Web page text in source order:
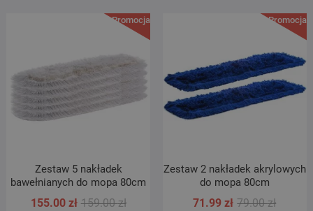
Promocja!
Zestaw 5 nakładek
bawełnianych do mopa 80cm
159.00złPierwotna
155.00 zł
Aktualna
Promocja!
Zestaw 2 nakładek akrylowych
do mopa 80cm
79.00zł
71.99zł